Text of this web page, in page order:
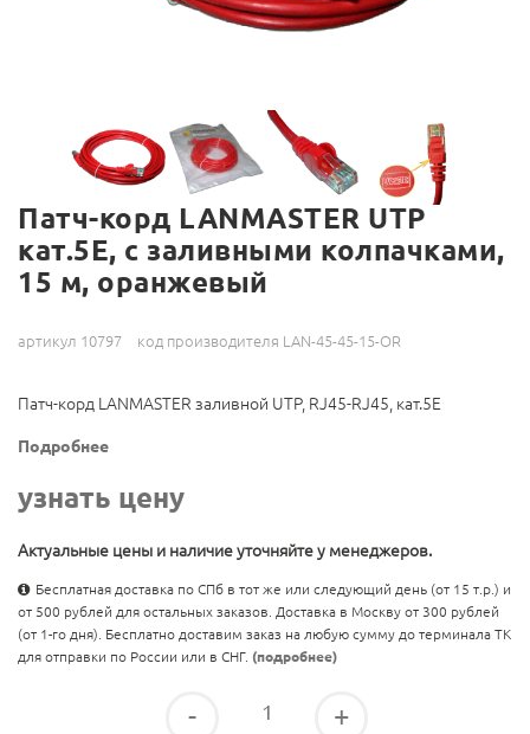
Патч-корд LANMASTER UTP
кат.5Е, с заливными колпачками,
15 м, оранжевый
артикул 10797 код производителя LAN-45-45-15-OR
Патч-корд LANMASTER заливной UTP, RJ45-RJ45, кат.5Е
Подробнее
узнать цену
Актуальные цены и наличие уточняйте у менеджеров.
Бесплатная доставка по СПб в тот же или следующий день (от 15 т.р.) и
от 500 рублей для остальных заказов. Доставка в Москву от 300 рублей
(от 1-го дня). Бесплатно доставим заказ на любую сумму до терминала ТК
для отправки по России или в СНГ. (подробнее)
- +